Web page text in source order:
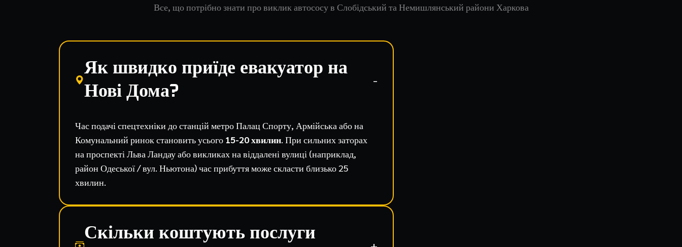
Все, що потрібно знати про виклик автососу в Слобідський та Немишлянський райони Харкова
Як швидко приїде евакуатор на
Нові Дома?
Час подачі спецтехніки до станцій метро Палац Спорту, Армійська або на
Комунальний ринок становить усього 15-20 хвилин. При сильних заторах
на проспекті Льва Ландау або викликах на віддалені вулиці (наприклад,
район Одеської / вул. Ньютона) час прибуття може скласти близько 25
хвилин.
Скільки коштують послуги